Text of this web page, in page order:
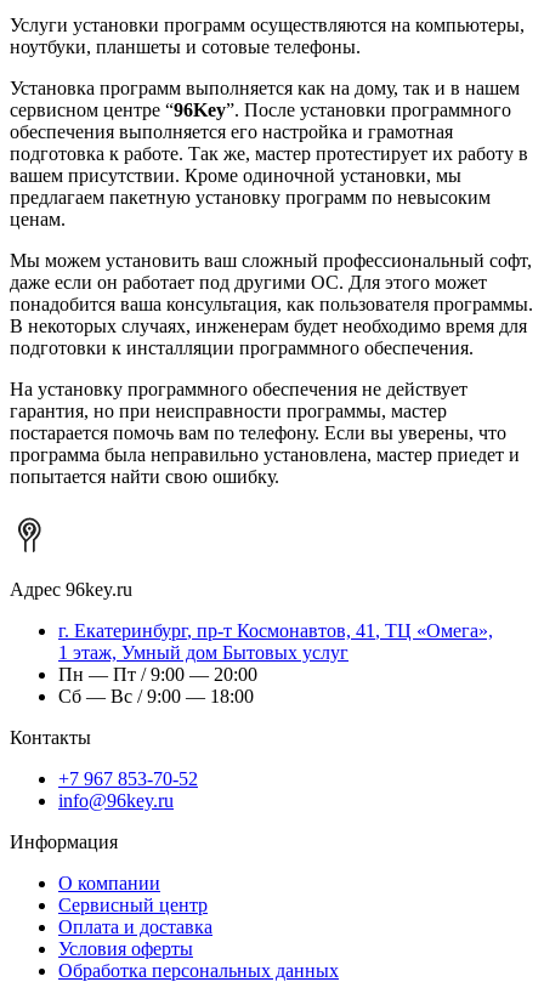
Услуги установки программ осуществляются на компьютеры,
ноутбуки, планшеты и сотовые телефоны.
Установка программ выполняется как на дому, так и в нашем
сервисном центре “96Key”. После установки программного
обеспечения выполняется его настройка и грамотная
подготовка к работе. Так же, мастер протестирует их работу в
вашем присутствии. Кроме одиночной установки, мы
предлагаем пакетную установку программ по невысоким
ценам.
Мы можем установить ваш сложный профессиональный софт,
даже если он работает под другими ОС. Для этого может
понадобится ваша консультация, как пользователя программы.
В некоторых случаях, инженерам будет необходимо время для
подготовки к инсталляции программного обеспечения.
На установку программного обеспечения не действует
гарантия, но при неисправности программы, мастер
постарается помочь вам по телефону. Если вы уверены, что
программа была неправильно установлена, мастер приедет и
попытается найти свою ошибку.
Адрес 96key.ru
г. Екатеринбург, пр-т Космонавтов, 41 , ТЦ «Омега»,
1 этаж, Умный дом Бытовых услуг
Пн — Пт / 9:00 — 20:00
Сб — Вс / 9:00 — 18:00
Контакты
+7 967 853-70-52
info@96key.ru
Информация
О компании
Сервисный центр
Оплата и доставка
Условия оферты
Обработка персональных данных